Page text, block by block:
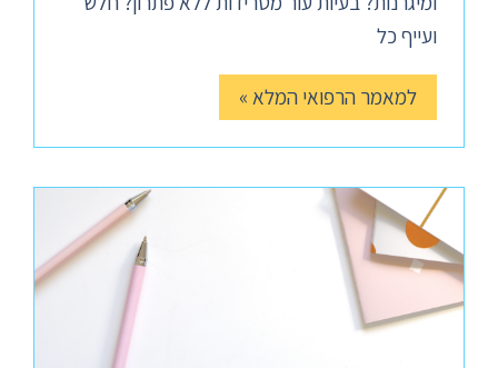
ועייף כל
למאמר הרפואי המלא »